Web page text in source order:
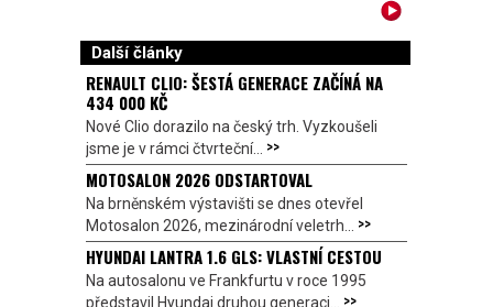
Další články
RENAULT CLIO: ŠESTÁ GENERACE ZAČÍNÁ NA
434 000 KČ
Nové Clio dorazilo na český trh. Vyzkoušeli
jsme je v rámci čtvrteční... >>
MOTOSALON 2026 ODSTARTOVAL
Na brněnském výstavišti se dnes otevřel
Motosalon 2026, mezinárodní veletrh... >>
HYUNDAI LANTRA 1.6 GLS: VLASTNÍ CESTOU
Na autosalonu ve Frankfurtu v roce 1995
představil Hyundai druhou generaci... >>